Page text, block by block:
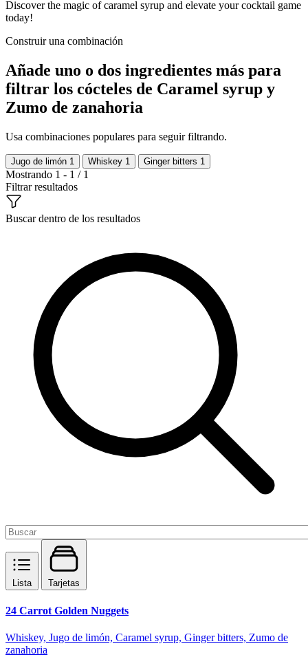
Discover the magic of caramel syrup and elevate your cocktail game
today!
Construir una combinación
Añade uno o dos ingredientes más para
filtrar los cócteles de Caramel syrup y
Zumo de zanahoria
Usa combinaciones populares para seguir filtrando.
Jugo de limón 1 Whiskey 1 Ginger bitters 1
Mostrando 1 - 1 / 1
Filtrar resultados
Buscar dentro de los resultados
Lista Tarjetas
24 Carrot Golden Nuggets
Whiskey, Jugo de limón, Caramel syrup, Ginger bitters, Zumo de
zanahoria